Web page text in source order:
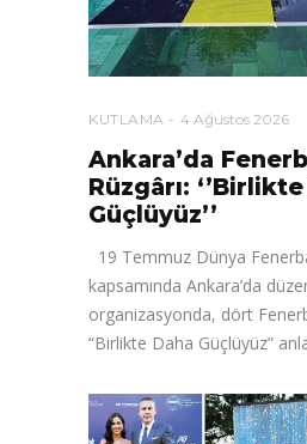
KUTLAMA 4 Ağustos 2026
Ankara’da
Rüzgârı:
Güçlüyüz’’
19 Temmuz Dünya
kapsamında Ankara’da
organizasyonda, dört
“Birlikte Daha Güçlüyüz”